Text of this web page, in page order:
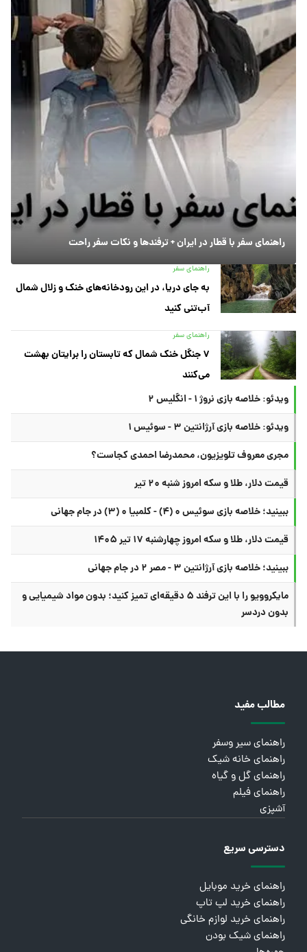
راهنمای سفر با قطار در ایران + ترفندها و نکات سفر راحت
راهنمای سفر
به جای دریا، در این رودخانه‌های خنک و زلال شمال
آب‌تنی کنید
راهنمای سفر
۷ جنگل خنک شمال که تابستان را برایتان بهشت
می‌کنند
ویدئو: خلاصه بازی نروژ ۱ - انگلیس ۲
ویدئو: خلاصه بازی آرژانتین ۳ - سوئیس ۱
مجری معروف تلویزیون، محمدرضا احمدی کجاست؟
قیمت دلار، طلا و سکه امروز شنبه ۲۰ تیر
ببینید؛ خلاصه بازی سوئیس ۰ (۴) - کلمبیا ۰ (۳) در جام جهانی
قیمت دلار، طلا و سکه امروز چهارشنبه ۱۷ تیر ۱۴۰۵
ببینید؛ خلاصه بازی آرژانتین ۳ - مصر ۲ در جام جهانی
مایکروویو را با این ترفند ۵ دقیقه‌ای تمیز کنید؛ بدون مواد شیمیایی و
بدون دردسر
مطالب مفید
راهنمای سیر وسفر
راهنمای خانه شیک
راهنمای گل و گیاه
راهنمای فیلم
آشپزی
دسترسی سریع
راهنمای خرید موبایل
راهنمای خرید لپ تاپ
راهنمای خرید لوازم خانگی
راهنمای شیک بودن